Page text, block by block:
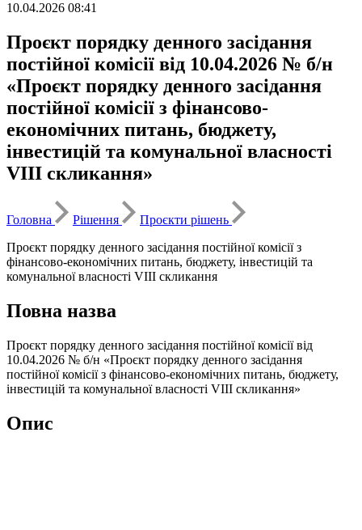
10.04.2026 08:41
Проєкт порядку денного засідання
постійної комісії від 10.04.2026 № б/н
«Проєкт порядку денного засідання
постійної комісії з фінансово-
економічних питань, бюджету,
інвестицій та комунальної власності
VІІІ скликання»
Головна Рішення
Проєкти рішень
Проєкт порядку денного засідання постійної комісії з
фінансово-економічних питань, бюджету, інвестицій та
комунальної власності VІІІ скликання
Повна назва
Проєкт порядку денного засідання постійної комісії від
10.04.2026 № б/н «Проєкт порядку денного засідання
постійної комісії з фінансово-економічних питань, бюджету,
інвестицій та комунальної власності VІІІ скликання»
Опис